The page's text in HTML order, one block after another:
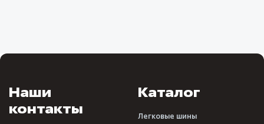
Наши
контакты
Каталог
Легковые шины